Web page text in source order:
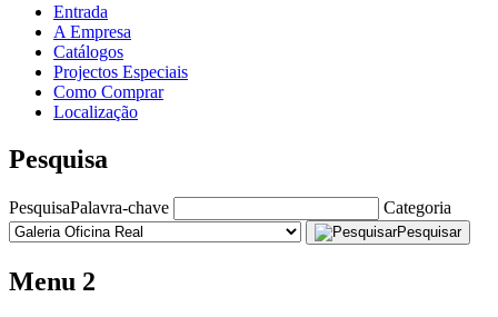
Entrada
A Empresa
Catálogos
Projectos Especiais
Como Comprar
Localização
Pesquisa
PesquisaPalavra-chave Categoria
Pesquisar
Menu 2